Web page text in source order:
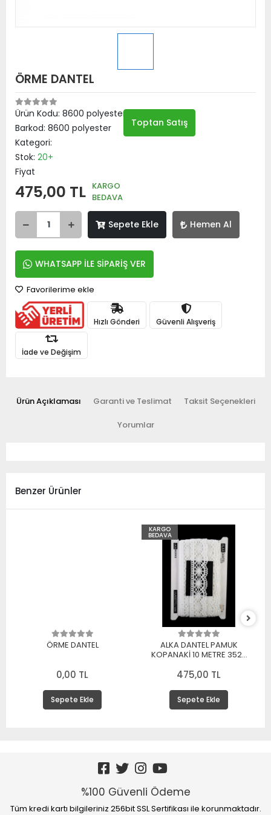
ÖRME DANTEL
Ürün Kodu: 8600 polyester
Barkod: 8600 polyester
Kategori:
Stok: 20+
Fiyat
475,00 TL KARGO
BEDAVA
Sepete Ekle Hemen Al
WHATSAPP İLE SİPARİŞ VER
Toptan Satış
Favorilerime ekle
Hızlı Gönderi Güvenli Alışveriş
İade ve Değişim
Ürün Açıklaması Garanti ve Teslimat Taksit Seçenekleri
Yorumlar
Benzer Ürünler
ÖRME DANTEL
0,00 TL
Sepete Ekle
KARGO
BEDAVA
ALKA DANTEL PAMUK
KOPANAKİ 10 METRE 3520
475,00 TL
Sepete Ekle
%100 Güvenli Ödeme
Tüm kredi kartı bilgileriniz 256bit SSL Sertifikası ile korunmaktadır.